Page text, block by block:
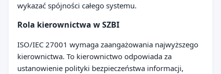
wykazać spójności całego systemu.
Rola kierownictwa w SZBI
ISO/IEC 27001 wymaga zaangażowania najwyższego
kierownictwa. To kierownictwo odpowiada za
ustanowienie polityki bezpieczeństwa informacji,